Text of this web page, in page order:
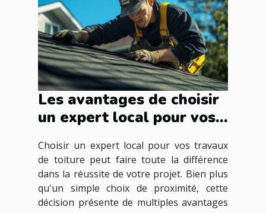
Les avantages de choisir
un expert local pour vos
Choisir un expert local pour vos travaux
de toiture peut faire toute la différence
dans la réussite de votre projet. Bien plus
qu'un simple choix de proximité, cette
décision présente de multiples avantages